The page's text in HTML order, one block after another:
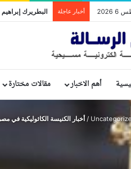
أخبار عاجلة
أهم الاخبار مقالات مختارة
/ أخبار الكنيسة الكاثوليكية في